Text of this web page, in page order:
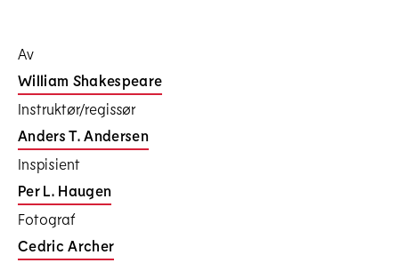
Av
William Shakespeare
Instruktør/regissør
Anders T. Andersen
Inspisient
Per L. Haugen
Fotograf
Cedric Archer